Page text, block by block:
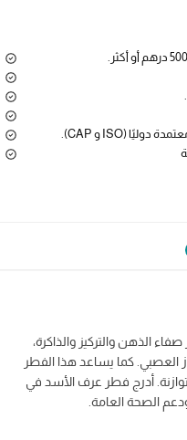
الذهن والتركيز والذاكرة،
العصبي. كما يساعد هذا الفطر
أدرج فطر عرف الأسد في
الصحة العامة.